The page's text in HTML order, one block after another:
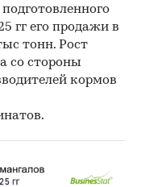
подготовленного
гг его продажи в
тонн. Рост
со стороны
кормов